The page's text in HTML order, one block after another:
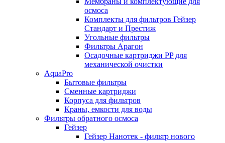
осмоса
Комплекты для фильтров Гейзер
Стандарт и Престиж
Угольные фильтры
Фильтры Арагон
Осадочные картриджи PP для
механической очистки
AquaPro
Бытовые фильтры
Сменные картриджи
Корпуса для фильтров
Краны, емкости для воды
Фильтры обратного осмоса
Гейзер
Гейзер Нанотек - фильтр нового